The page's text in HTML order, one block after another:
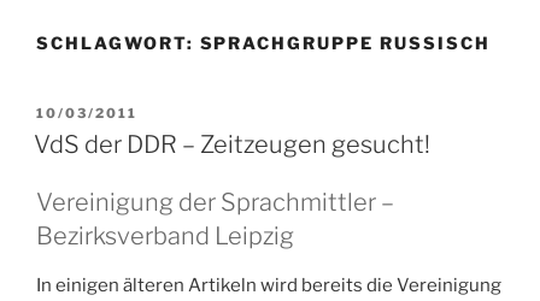
SCHLAGWORT: SPRACHGRUPPE RUSSISCH
VERÖFFENTLICHT
AM
10/03/2011
VdS der DDR – Zeitzeugen gesucht!
Vereinigung der Sprachmittler –
Bezirksverband Leipzig
In einigen älteren Artikeln wird bereits die Vereinigung